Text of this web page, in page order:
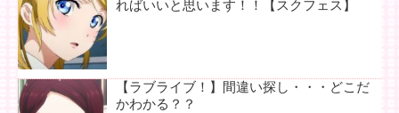
ればいいと思います！！【スクフェス】
【ラブライブ！】間違い探し・・・どこだ
かわかる？？